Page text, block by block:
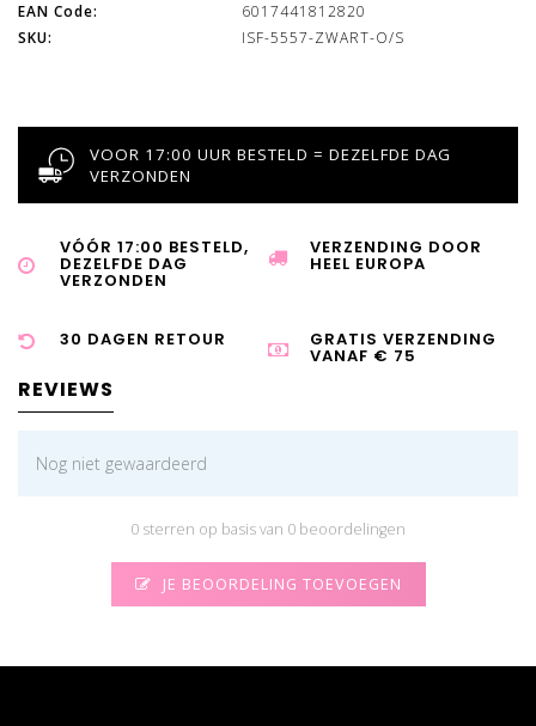
EAN Code:
6017441812820
SKU:
ISF-5557-ZWART-O/S
VOOR 17:00 UUR BESTELD = DEZELFDE DAG
VERZONDEN
VÓÓR 17:00 BESTELD,
DEZELFDE DAG
VERZONDEN
VERZENDING DOOR
HEEL EUROPA
30 DAGEN RETOUR GRATIS VERZENDING
VANAF € 75
REVIEWS
Nog niet gewaardeerd
0 sterren op basis van 0 beoordelingen
JE BEOORDELING TOEVOEGEN